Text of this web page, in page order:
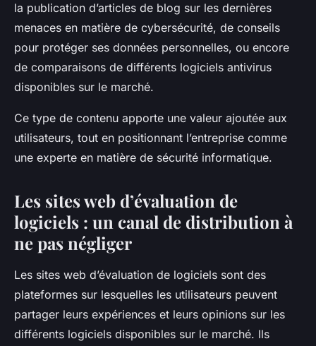
la publication d’articles de blog sur les dernières
menaces en matière de cybersécurité, de conseils
pour protéger ses données personnelles, ou encore
de comparaisons de différents logiciels antivirus
disponibles sur le marché.
Ce type de contenu apporte une valeur ajoutée aux
utilisateurs, tout en positionnant l’entreprise comme
une experte en matière de sécurité informatique.
Les sites web d’évaluation de
logiciels : un canal de distribution à
ne pas négliger
Les sites web d’évaluation de logiciels sont des
plateformes sur lesquelles les utilisateurs peuvent
partager leurs expériences et leurs opinions sur les
différents logiciels disponibles sur le marché. Ils